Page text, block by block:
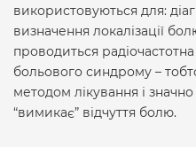
використовуються для:
визначення локалізації
проводиться
больового синдрому –
методом лікування і
“вимикає” відчуття болю.